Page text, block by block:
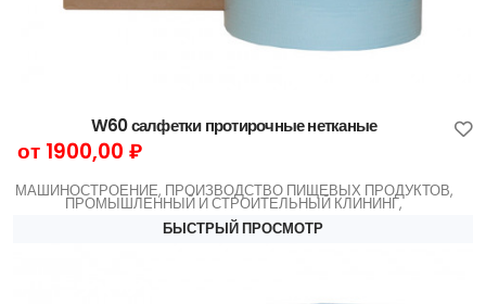
W60 салфетки протирочные нетканые
от 1900,00 ₽
МАШИНОСТРОЕНИЕ, ПРОИЗВОДСТВО ПИЩЕВЫХ ПРОДУКТОВ,
ПРОМЫШЛЕННЫЙ И СТРОИТЕЛЬНЫЙ КЛИНИНГ,
БЫСТРЫЙ ПРОСМОТР